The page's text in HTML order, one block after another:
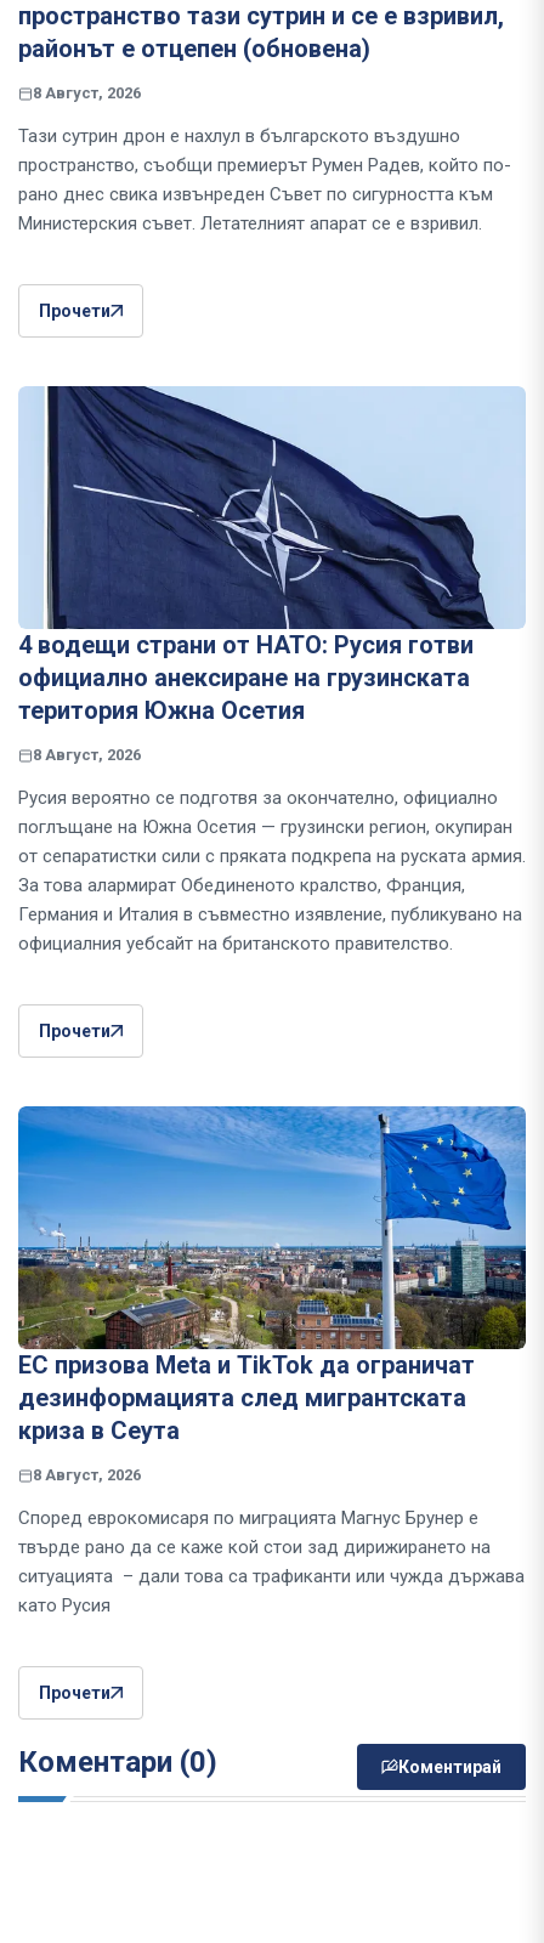
пространство тази сутрин и се е взривил,
районът е отцепен (обновена)
8 Август, 2026
Тази сутрин дрон е нахлул в българското въздушно
пространство, съобщи премиерът Румен Радев, който по-
рано днес свика извънреден Съвет по сигурността към
Министерския съвет. Летателният апарат се е взривил.
Прочети
4 водещи страни от НАТО: Русия готви
официално анексиране на грузинската
територия Южна Осетия
8 Август, 2026
Русия вероятно се подготвя за окончателно, официално
поглъщане на Южна Осетия — грузински регион, окупиран
от сепаратистки сили с пряката подкрепа на руската армия.
За това алармират Обединеното кралство, Франция,
Германия и Италия в съвместно изявление, публикувано на
официалния уебсайт на британското правителство.
Прочети
ЕС призова Meta и TikTok да ограничат
дезинформацията след мигрантската
криза в Сеута
8 Август, 2026
Според еврокомисаря по миграцията Магнус Брунер е
твърде рано да се каже кой стои зад дирижирането на
ситуацията – дали това са трафиканти или чужда държава
като Русия
Прочети
Коментари (0) Коментирай